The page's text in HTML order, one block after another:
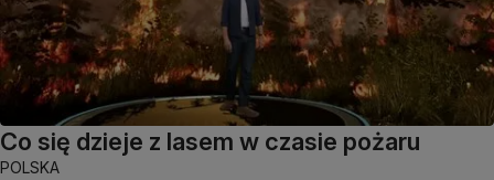
Co się dzieje z lasem w czasie pożaru
POLSKA